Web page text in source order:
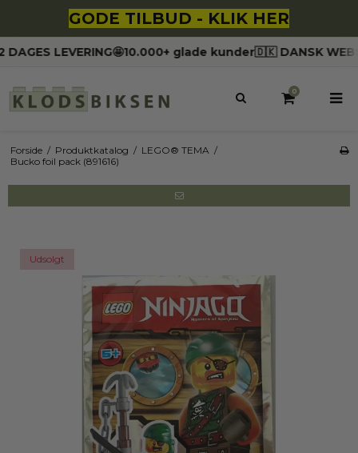
GODE TILBUD - KLIK HER
LEVERING🤩10.000+ glade kunder🇩🇰 DANSK
0
Forside / Produktkatalog / LEGO® TEMA /
Bucko foil pack (891616)
Udsolgt